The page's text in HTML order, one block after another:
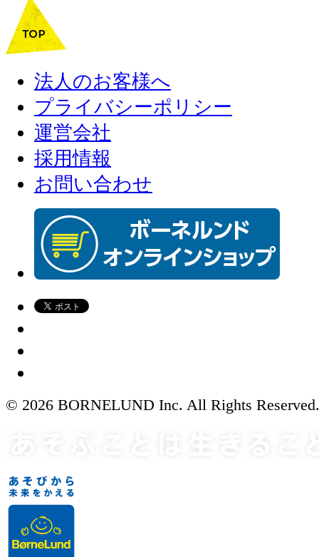
法人のお客様へ
プライバシーポリシー
運営会社
採用情報
お問い合わせ
© 2026 BORNELUND Inc. All Rights Reserved.